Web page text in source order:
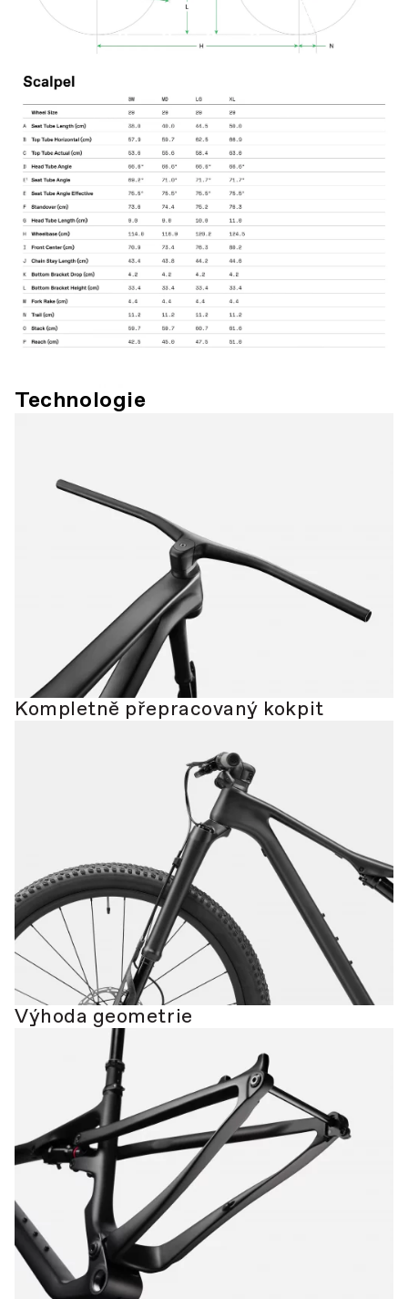
Technologie
Kompletně přepracovaný kokpit
Výhoda geometrie